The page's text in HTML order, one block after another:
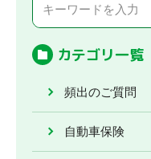
カテゴリ一覧
頻出のご質問
自動車保険